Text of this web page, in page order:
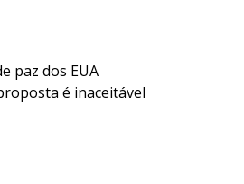
paz dos EUA
é inaceitável